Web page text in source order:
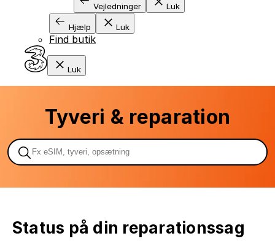
Vejledninger Luk
Hjælp Luk
Find butik
Luk
Tyveri & reparation
Status på din reparationssag